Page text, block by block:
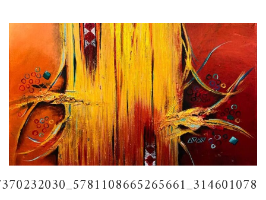
314601078_5781108665265661_7603906187370232030_n